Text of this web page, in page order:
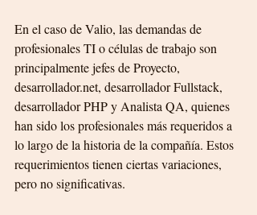
En el caso de Valio, las demandas de
profesionales TI o células de trabajo son
principalmente jefes de Proyecto,
desarrollador.net, desarrollador Fullstack,
desarrollador PHP y Analista QA, quienes
han sido los profesionales más requeridos a
lo largo de la historia de la compañía. Estos
requerimientos tienen ciertas variaciones,
pero no significativas.